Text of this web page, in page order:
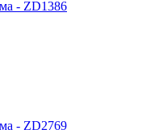
- ZD1386
- ZD2769